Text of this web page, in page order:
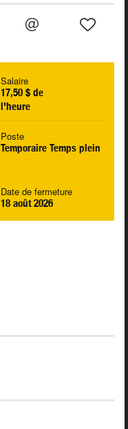
Salaire
17,50 $ de
l'heure
Poste
Temporaire Temps plein
Date de fermeture
18 août 2026